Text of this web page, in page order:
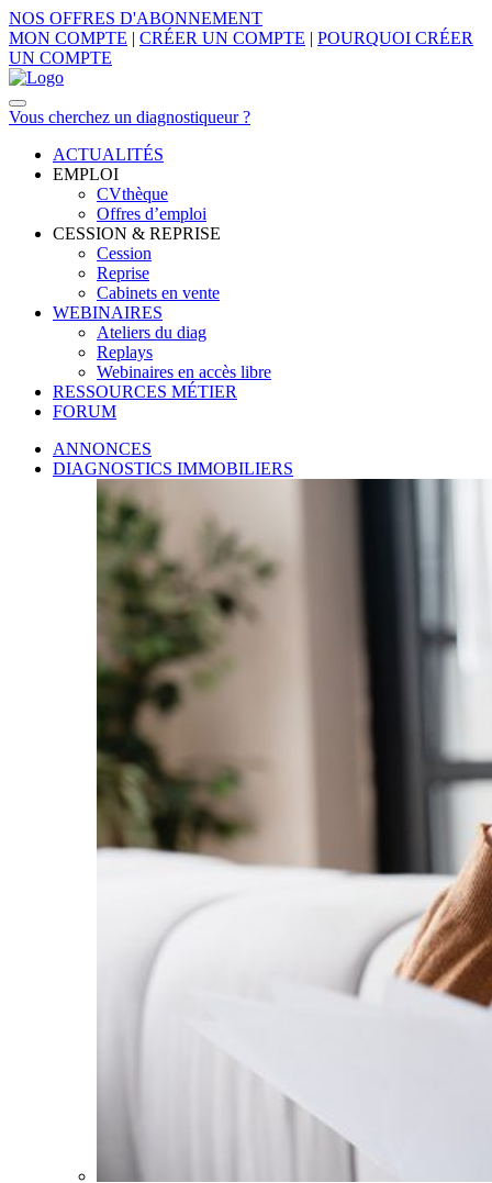
NOS OFFRES D'ABONNEMENT
MON COMPTE | CRÉER UN COMPTE | POURQUOI CRÉER
UN COMPTE
Vous cherchez un diagnostiqueur ?
ACTUALITÉS
EMPLOI
CVthèque
Offres d’emploi
CESSION & REPRISE
Cession
Reprise
Cabinets en vente
WEBINAIRES
Ateliers du diag
Replays
Webinaires en accès libre
RESSOURCES MÉTIER
FORUM
ANNONCES
DIAGNOSTICS IMMOBILIERS